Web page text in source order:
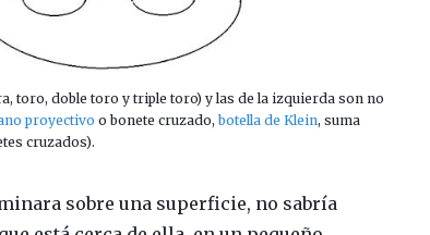
toro, doble toro y triple toro) y las de la izquierda son no
proyectivo o bonete cruzado,botella de Klein, suma
cruzados).
sobre una superficie, no sabría